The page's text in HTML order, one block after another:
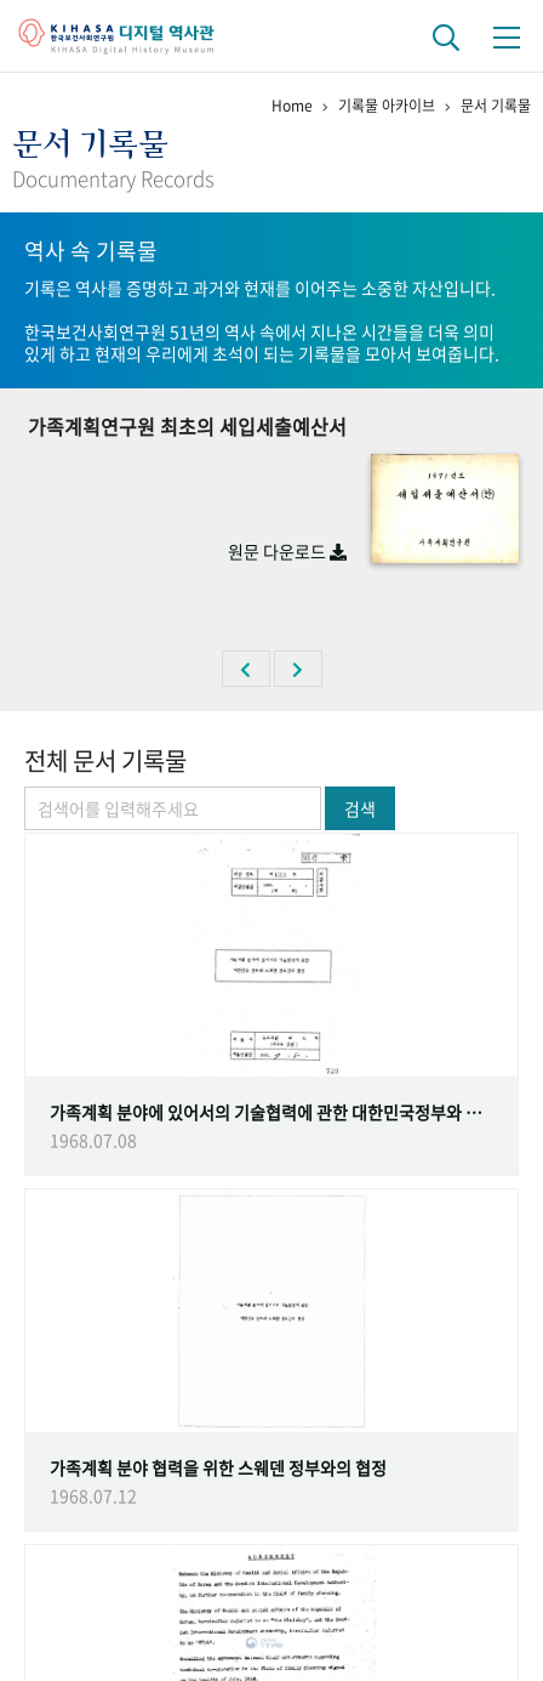
걸어온 길 기관 변천사
연구 역사
정책과 연구 키워드로 보는 연구 역사
연구자들
기록물 아카이브
사진 아카이브 문서 기록물 행정박물
숫자로 보는 50년 50+1주년 광장
Home 기록물 아카이브 문서 기록물
문서 기록물
Documentary Records
역사 속 기록물
기록은 역사를 증명하고 과거와 현재를 이어주는 소중한 자산입니다.
한국보건사회연구원 51년의 역사 속에서 지나온 시간들을 더욱 의미
있게 하고 현재의 우리에게 초석이 되는 기록물을 모아서 보여줍니다.
가족계획연구원 최초의 세입세출예산서
원문 다운로드
전체 문서 기록물
검색
가족계획 분야에 있어서의 기술협력에 관한 대한민국정부와 스웨덴 정부간의 협정
1968.07.08
가족계획 분야 협력을 위한 스웨덴 정부와의 협정
1968.07.12